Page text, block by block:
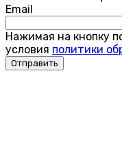
Email
Нажимая на кнопку
условия политики